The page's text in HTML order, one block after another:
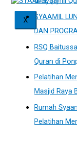
X
SYAAMIL
DAN
RSQ
Quran di
Pelatihan
Masjid Raya
Rumah
Pelatihan